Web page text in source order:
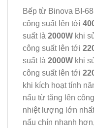
Bếp từ Binova BI-
công suất lên tới
suất là 2000W khi
công suất lên tới
suất là 2000W khi
công suất lên tới
khi kích hoạt tính
nấu từ tăng lên
nhiệt lượng lớn
nấu chín nhanh